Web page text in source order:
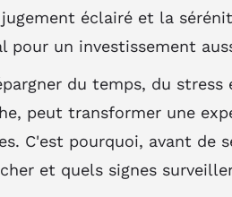
éclairé et la
pour un investissement
du temps, du stress
peut transformer une
C'est pourquoi, avant de
et quels signes